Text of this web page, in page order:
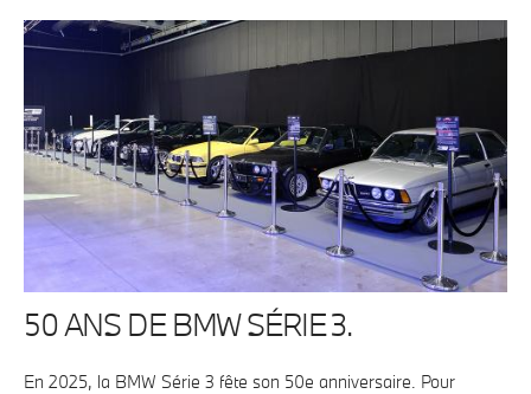
50 ANS DE BMW SÉRIE 3.
En 2025, la BMW Série 3 fête son 50e anniversaire. Pour